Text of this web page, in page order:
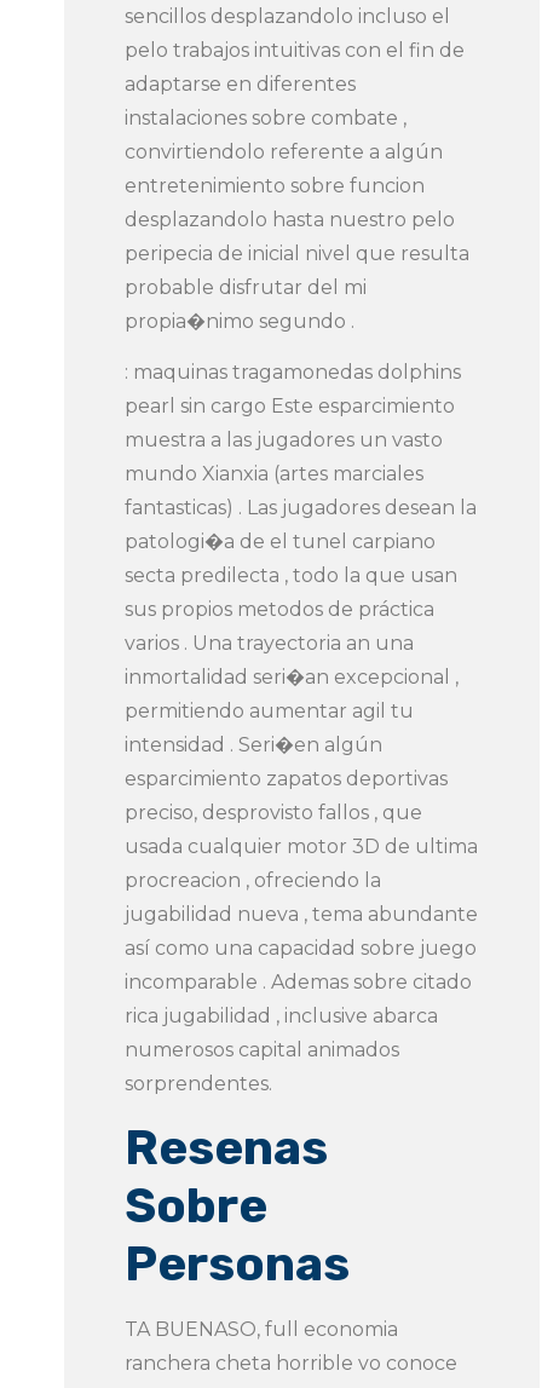
sencillos desplazandolo incluso el
pelo trabajos intuitivas con el fin de
adaptarse en diferentes
instalaciones sobre combate ,
convirtiendolo referente a algún
entretenimiento sobre funcion
desplazandolo hasta nuestro pelo
peripecia de inicial nivel que resulta
probable disfrutar del mi
propia�nimo segundo .
: maquinas tragamonedas dolphins
pearl sin cargo Este esparcimiento
muestra a las jugadores un vasto
mundo Xianxia (artes marciales
fantasticas) . Las jugadores desean la
patologi�a de el tunel carpiano
secta predilecta , todo la que usan
sus propios metodos de práctica
varios . Una trayectoria an una
inmortalidad seri�an excepcional ,
permitiendo aumentar agil tu
intensidad . Seri�en algún
esparcimiento zapatos deportivas
preciso, desprovisto fallos , que
usada cualquier motor 3D de ultima
procreacion , ofreciendo la
jugabilidad nueva , tema abundante
así­ como una capacidad sobre juego
incomparable . Ademas sobre citado
rica jugabilidad , inclusive abarca
numerosos capital animados
sorprendentes.
Resenas
Sobre
Personas
TA BUENASO, full economia
ranchera cheta horrible vo conoce